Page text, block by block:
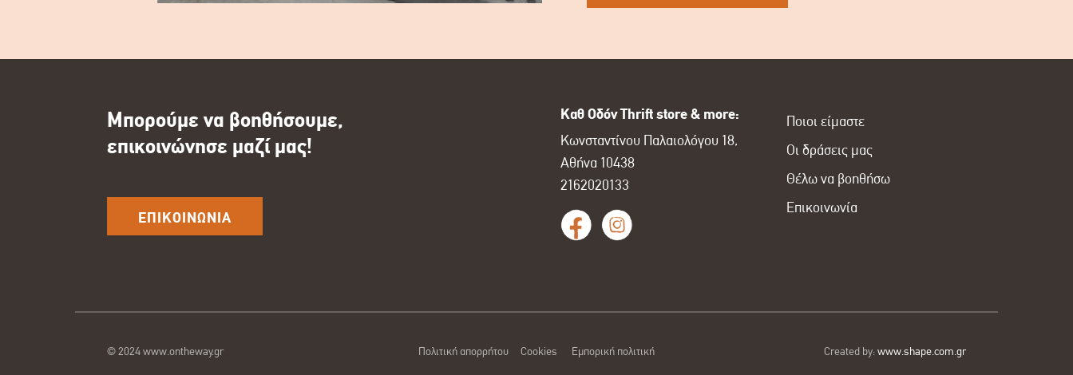
Μπορούμε να βοηθήσουμε,
επικοινώνησε μαζί μας!
ΕΠΙΚΟΙΝΩΝΙΑ
Καθ Οδόν Thrift store & more:
Κωνσταντίνου Παλαιολόγου 18,
Αθήνα 10438
2162020133
Ποιοι είμαστε
Οι δράσεις μας
Θέλω να βοηθήσω
Επικοινωνία
© 2024 www.ontheway.gr Πολιτική απορρήτου Cookies Εμπορική πολιτική Created by:www.shape.com.gr